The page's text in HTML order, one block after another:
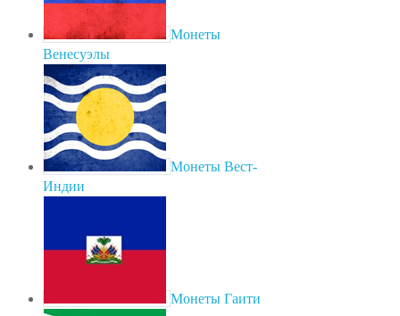
Монеты
Венесуэлы
Монеты Вест-
Индии
Монеты Гаити